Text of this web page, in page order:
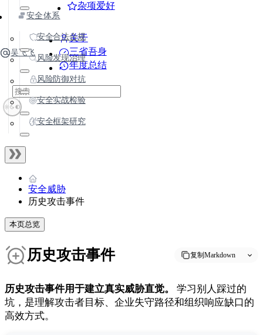
杂项爱好
吴飞飞
关于
三省吾身
年度总结
安全体系
安全合法合规
风险发现治理
风险防御对抗
安全实战检验
安全框架研究
安全威胁
历史攻击事件
本页总览
复制Markdown
历史攻击事件
历史攻击事件用于建立真实威胁直觉。
学习别人踩过的
坑，是理解攻击者目标、企业失守路径和组织响应缺口的
高效方式。